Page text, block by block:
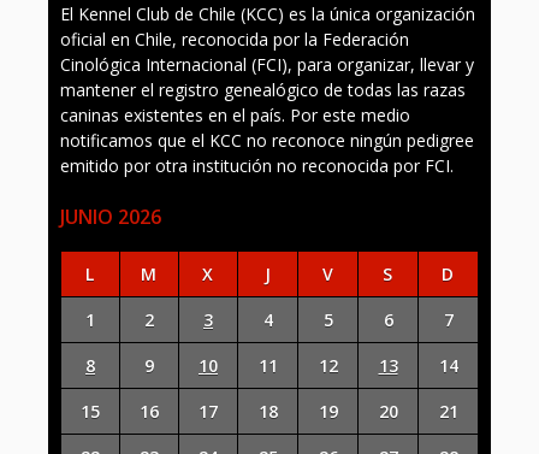
El Kennel Club de Chile (KCC) es la única organización
oficial en Chile, reconocida por la Federación
Cinológica Internacional (FCI), para organizar, llevar y
mantener el registro genealógico de todas las razas
caninas existentes en el país. Por este medio
notificamos que el KCC no reconoce ningún pedigree
emitido por otra institución no reconocida por FCI.
JUNIO 2026
L M X J V S
D
1
2 3 4 5 6
7
8
9 10 11 12 13
14
15
16 17 18 19 20
21